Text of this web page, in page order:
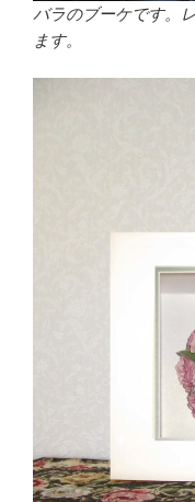
バラのブーケです。
ます。